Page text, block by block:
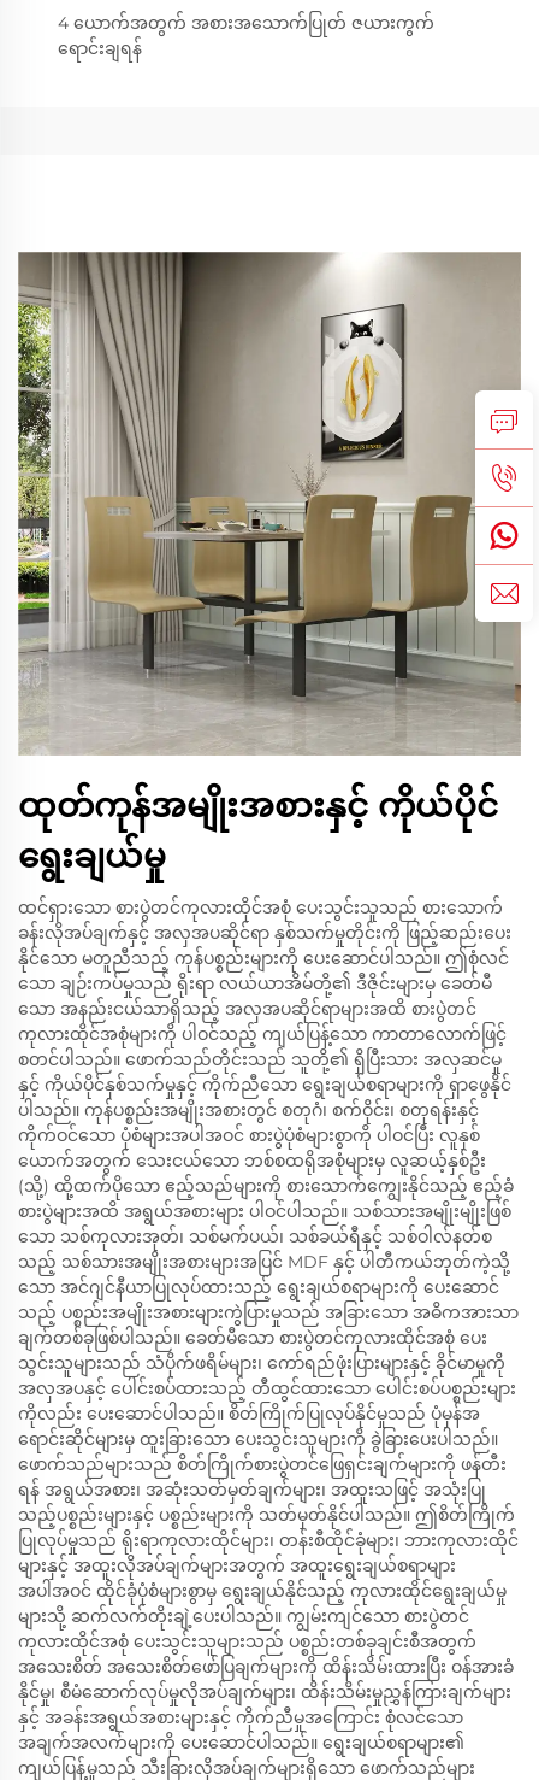
4 ယောက်အတွက် အစားအသောက်ပြုတ် ဇယားကွက်
ရောင်းချရန်
ထုတ်ကုန်အမျိုးအစားနှင့် ကိုယ်ပိုင်
ရွေးချယ်မှု
ထင်ရှားသော စားပွဲတင်ကုလားထိုင်အစုံ ပေးသွင်းသူသည် စားသောက်
ခန်းလိုအပ်ချက်နှင့် အလှအပဆိုင်ရာ နှစ်သက်မှုတိုင်းကို ဖြည့်ဆည်းပေး
နိုင်သော မတူညီသည့် ကုန်ပစ္စည်းများကို ပေးဆောင်ပါသည်။ ဤစုံလင်
သော ချဉ်းကပ်မှုသည် ရိုးရာ လယ်ယာအိမ်တို့၏ ဒီဇိုင်းများမှ ခေတ်မီ
သော အနည်းငယ်သာရှိသည့် အလှအပဆိုင်ရာများအထိ စားပွဲတင်
ကုလားထိုင်အစုံများကို ပါဝင်သည့် ကျယ်ပြန့်သော ကာတာလောက်ဖြင့်
စတင်ပါသည်။ ဖောက်သည်တိုင်းသည် သူတို့၏ ရှိပြီးသား အလှဆင်မှု
နှင့် ကိုယ်ပိုင်နှစ်သက်မှုနှင့် ကိုက်ညီသော ရွေးချယ်စရာများကို ရှာဖွေနိုင်
ပါသည်။ ကုန်ပစ္စည်းအမျိုးအစားတွင် စတုဂံ၊ စက်ဝိုင်း၊ စတုရန်းနှင့်
ကိုက်ဝင်သော ပုံစံများအပါအဝင် စားပွဲပုံစံများစွာကို ပါဝင်ပြီး လူနှစ်
ယောက်အတွက် သေးငယ်သော ဘစ်စထရိုအစုံများမှ လူဆယ့်နှစ်ဦး
(သို့) ထို့ထက်ပိုသော ဧည့်သည်များကို စားသောက်ကျွေးနိုင်သည့် ဧည့်ခံ
စားပွဲများအထိ အရွယ်အစားများ ပါဝင်ပါသည်။ သစ်သားအမျိုးမျိုးဖြစ်
သော သစ်ကုလားအုတ်၊ သစ်မက်ပယ်၊ သစ်ခယ်ရီနှင့် သစ်ဝါလ်နတ်စ
သည့် သစ်သားအမျိုးအစားများအပြင် MDF နှင့် ပါတီကယ်ဘုတ်ကဲ့သို့
သော အင်ဂျင်နီယာပြုလုပ်ထားသည့် ရွေးချယ်စရာများကို ပေးဆောင်
သည့် ပစ္စည်းအမျိုးအစားများကွဲပြားမှုသည် အခြားသော အဓိကအားသာ
ချက်တစ်ခုဖြစ်ပါသည်။ ခေတ်မီသော စားပွဲတင်ကုလားထိုင်အစုံ ပေး
သွင်းသူများသည် သံပိုက်ဖရိမ်များ၊ ကော်ရည်ဖုံးပြားများနှင့် ခိုင်မာမှုကို
အလှအပနှင့် ပေါင်းစပ်ထားသည့် တီထွင်ထားသော ပေါင်းစပ်ပစ္စည်းများ
ကိုလည်း ပေးဆောင်ပါသည်။ စိတ်ကြိုက်ပြုလုပ်နိုင်မှုသည် ပုံမှန်အ
ရောင်းဆိုင်များမှ ထူးခြားသော ပေးသွင်းသူများကို ခွဲခြားပေးပါသည်။
ဖောက်သည်များသည် စိတ်ကြိုက်စားပွဲတင်ဖြေရှင်းချက်များကို ဖန်တီး
ရန် အရွယ်အစား၊ အဆုံးသတ်မှတ်ချက်များ၊ အထူးသဖြင့် အသုံးပြု
သည့်ပစ္စည်းများနှင့် ပစ္စည်းများကို သတ်မှတ်နိုင်ပါသည်။ ဤစိတ်ကြိုက်
ပြုလုပ်မှုသည် ရိုးရာကုလားထိုင်များ၊ တန်းစီထိုင်ခုံများ၊ ဘားကုလားထိုင်
များနှင့် အထူးလိုအပ်ချက်များအတွက် အထူးရွေးချယ်စရာများ
အပါအဝင် ထိုင်ခုံပုံစံများစွာမှ ရွေးချယ်နိုင်သည့် ကုလားထိုင်ရွေးချယ်မှု
များသို့ ဆက်လက်တိုးချဲ့ပေးပါသည်။ ကျွမ်းကျင်သော စားပွဲတင်
ကုလားထိုင်အစုံ ပေးသွင်းသူများသည် ပစ္စည်းတစ်ခုချင်းစီအတွက်
အသေးစိတ် အသေးစိတ်ဖော်ပြချက်များကို ထိန်းသိမ်းထားပြီး ဝန်အားခံ
နိုင်မှု၊ စီမံဆောက်လုပ်မှုလိုအပ်ချက်များ၊ ထိန်းသိမ်းမှုညွှန်ကြားချက်များ
နှင့် အခန်းအရွယ်အစားများနှင့် ကိုက်ညီမှုအကြောင်း စုံလင်သော
အချက်အလက်များကို ပေးဆောင်ပါသည်။ ရွေးချယ်စရာများ၏
ကျယ်ပြန့်မှုသည် သီးခြားလိုအပ်ချက်များရှိသော ဖောက်သည်များ